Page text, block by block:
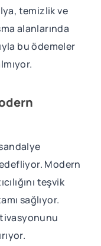
temizlik ve
alanlarında
bu ödemeler
Modern
teşvik
sağlıyor.